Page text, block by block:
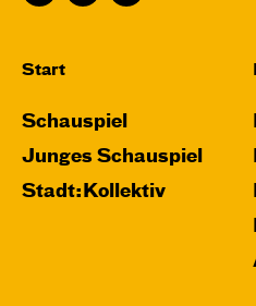
Do, 26.11. / 10:00
JUNGES SCHAUSPIEL
Das grüne
von Cornelia Funke
Start
Schauspiel
Junges Schauspiel
Stadt:Kollektiv